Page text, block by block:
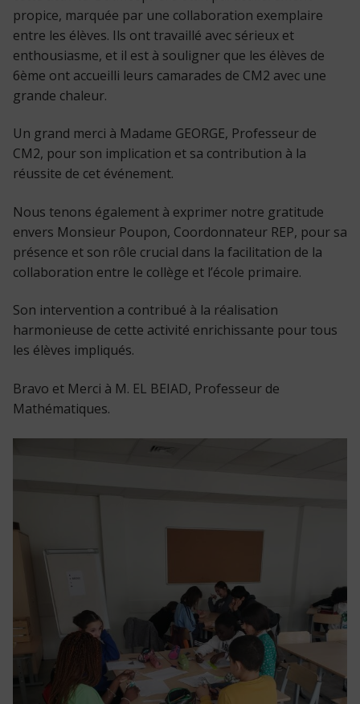
propice, marquée par une collaboration exemplaire
entre les élèves. Ils ont travaillé avec sérieux et
enthousiasme, et il est à souligner que les élèves de
6ème ont accueilli leurs camarades de CM2 avec une
grande chaleur.
Un grand merci à Madame GEORGE, Professeur de
CM2, pour son implication et sa contribution à la
réussite de cet événement.
Nous tenons également à exprimer notre gratitude
envers Monsieur Poupon, Coordonnateur REP, pour sa
présence et son rôle crucial dans la facilitation de la
collaboration entre le collège et l’école primaire.
Son intervention a contribué à la réalisation
harmonieuse de cette activité enrichissante pour tous
les élèves impliqués.
Bravo et Merci à M. EL BEIAD, Professeur de
Mathématiques.